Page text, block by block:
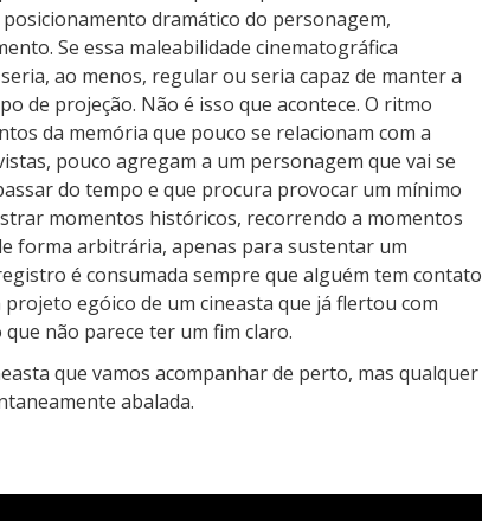
dramático do personagem,
Se essa maleabilidade cinematográfica
ao menos, regular ou seria capaz de manter a
de projeção. Não é isso que acontece. O ritmo
da memória que pouco se relacionam com a
pouco agregam a um personagem que vai se
do tempo e que procura provocar um mínimo
momentos históricos, recorrendo a momentos
forma arbitrária, apenas para sustentar um
é consumada sempre que alguém tem contato
egóico de um cineasta que já flertou com
não parece ter um fim claro.
que vamos acompanhar de perto, mas qualquer
abalada.